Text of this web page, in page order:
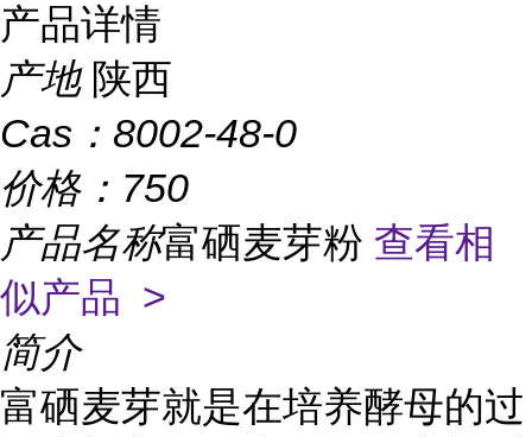
产品详情
产地 陕西
Cas： 8002-48-0
价格： 750
产品名称富硒麦芽粉 查看相
似产品 >
简介
富硒麦芽就是在培养酵母的过